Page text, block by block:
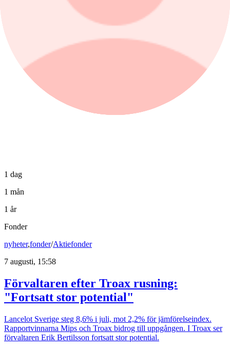
1 dag
1 mån
1 år
Fonder
nyheter,fonder/Aktiefonder
7 augusti, 15:58
Förvaltaren efter Troax rusning:
"Fortsatt stor potential"
Lancelot Sverige steg 8,6% i juli, mot 2,2% för jämförelseindex.
Rapportvinnarna Mips och Troax bidrog till uppgången. I Troax ser
förvaltaren Erik Bertilsson fortsatt stor potential.